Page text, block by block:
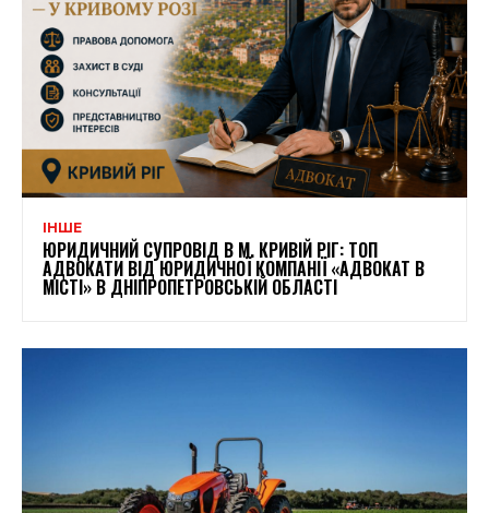
ІНШЕ
ЮРИДИЧНИЙ СУПРОВІД В М. КРИВІЙ РІГ: ТОП
АДВОКАТИ ВІД ЮРИДИЧНОЇ КОМПАНІЇ «АДВОКАТ В
МІСТІ» В ДНІПРОПЕТРОВСЬКІЙ ОБЛАСТІ